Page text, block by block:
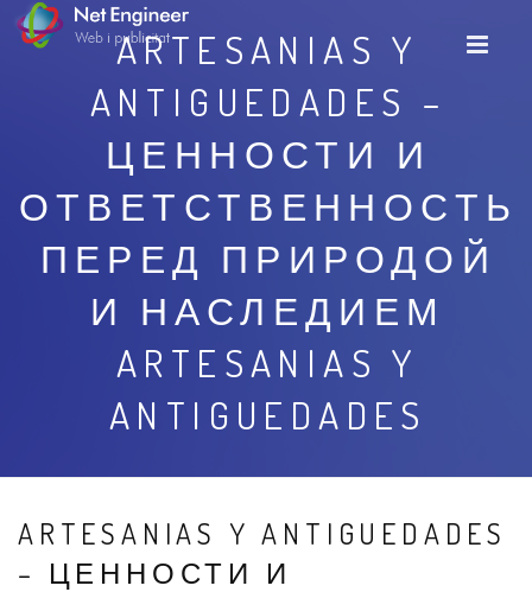
ARTESANIAS Y
ANTIGUEDADES –
ЦЕННОСТИ И
ОТВЕТСТВЕННОСТЬ
ПЕРЕД ПРИРОДОЙ
И НАСЛЕДИЕМ
ARTESANIAS Y
ANTIGUEDADES
ARTESANIAS Y ANTIGUEDADES
– ЦЕННОСТИ И